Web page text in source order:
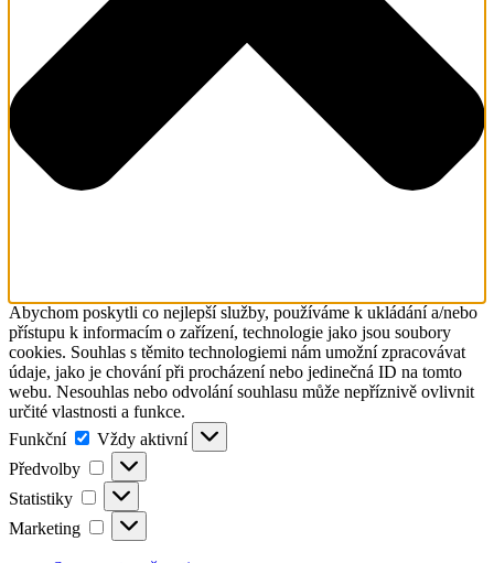
Abychom poskytli co nejlepší služby, používáme k ukládání a/nebo
přístupu k informacím o zařízení, technologie jako jsou soubory
cookies. Souhlas s těmito technologiemi nám umožní zpracovávat
údaje, jako je chování při procházení nebo jedinečná ID na tomto
webu. Nesouhlas nebo odvolání souhlasu může nepříznivě ovlivnit
určité vlastnosti a funkce.
Funkční
Funkční
Vždy aktivní
Předvolby
Předvolby
Statistiky Statistiky
Marketing Marketing